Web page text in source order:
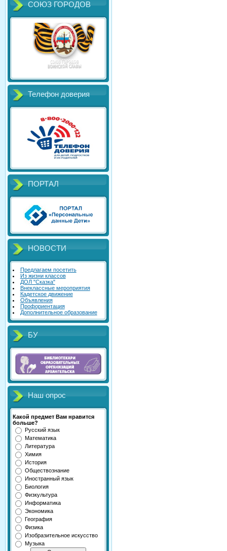
СОЮЗ ГОРОДОВ
Телефон доверия
ПОРТАЛ
НОВОСТИ
Предлагаем посетить
Из жизни классов
ДОЛ "Сказка"
Внеклассные мероприятия
Кадетское движение
Объявления
Профориентация
Дополнительное образование
БУ
Наш опрос
Какой предмет Вам нравится
больше?
Русский язык
Математика
Литература
Химия
История
Обществознание
Иностранный язык
Биология
Физкультура
Информатика
Экономика
География
Физика
Изобразительное искусство
Музыка